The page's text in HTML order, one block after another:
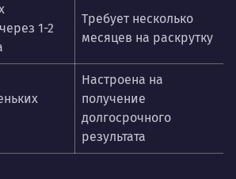
1-2
Требует несколько
месяцев на раскрутку
Настроена на
получение
долгосрочного
результата